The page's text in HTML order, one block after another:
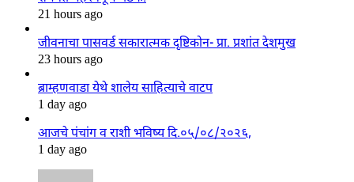
21 hours ago
जीवनाचा पासवर्ड सकारात्मक दृष्टिकोन- प्रा. प्रशांत देशमुख
23 hours ago
ब्राम्हणवाडा येथे शालेय साहित्याचे वाटप
1 day ago
आजचे पंचांग व राशी भविष्य दि.०५/०८/२०२६,
1 day ago